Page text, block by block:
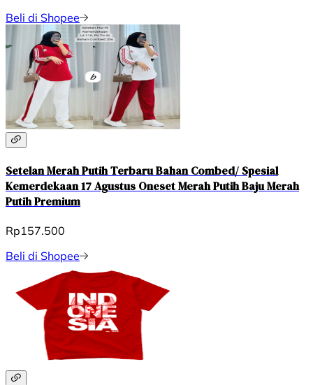
Beli di Shopee
Setelan Merah Putih Terbaru Bahan Combed/ Spesial
Kemerdekaan 17 Agustus Oneset Merah Putih Baju Merah
Putih Premium
Rp157.500
Beli di Shopee